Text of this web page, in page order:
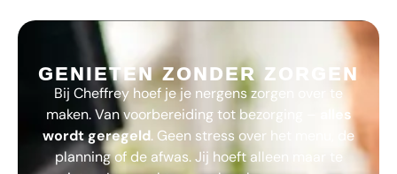
GENIETEN ZONDER ZORGEN
Bij Cheffrey hoef je je nergens zorgen over te
maken. Van voorbereiding tot bezorging –
alles
wordt geregeld. Geen stress over het menu, de
planning of de afwas. Jij hoeft alleen maar te